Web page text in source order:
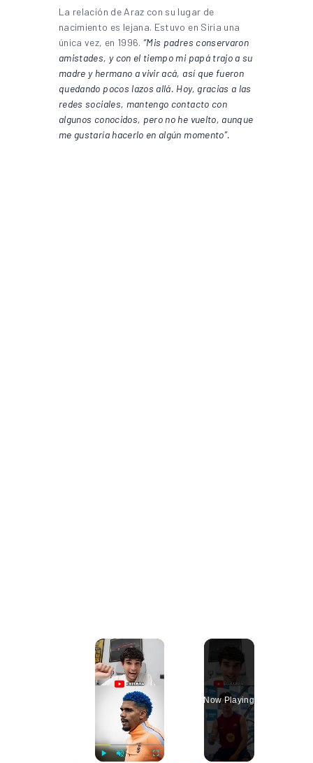
La relación de Araz con su lugar de
nacimiento es lejana. Estuvo en Siria una
única vez, en 1996. “Mis padres conservaron
amistades, y con el tiempo mi papá trajo a su
madre y hermano a vivir acá, así que fueron
quedando pocos lazos allá. Hoy, gracias a las
redes sociales, mantengo contacto con
algunos conocidos, pero no he vuelto, aunque
me gustaría hacerlo en algún momento”.
Now Playing